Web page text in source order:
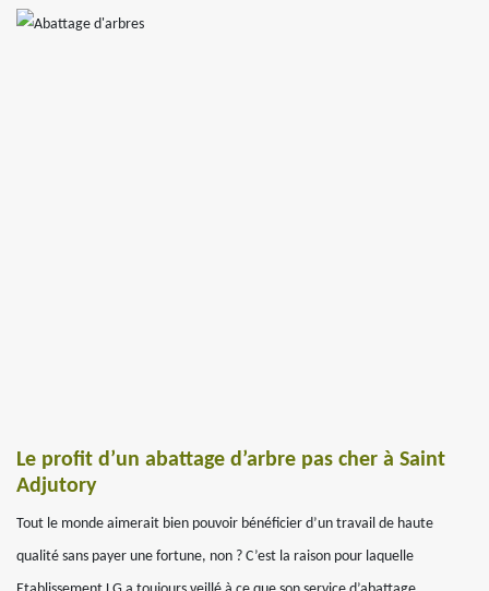
Le profit d’un abattage d’arbre pas cher à Saint
Adjutory
Tout le monde aimerait bien pouvoir bénéficier d’un travail de haute
qualité sans payer une fortune, non ? C’est la raison pour laquelle